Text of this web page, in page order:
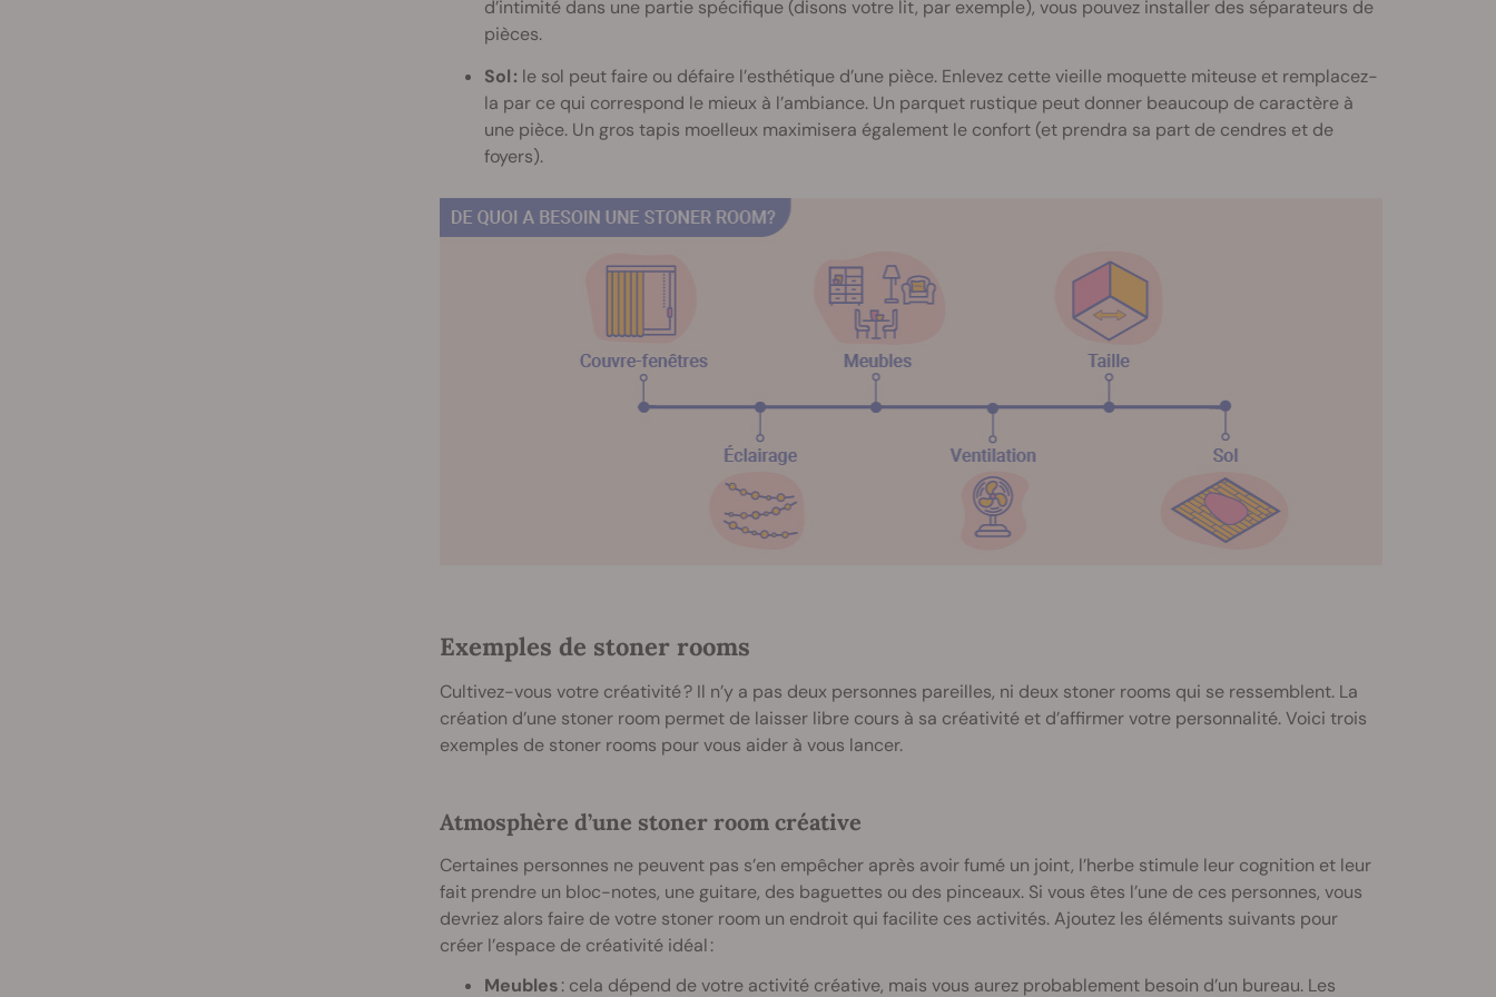
d’intimité dans une partie spécifique (disons votre lit, par exemple), vous pouvez installer des séparateurs de
pièces.
Sol : le sol peut faire ou défaire l’esthétique d’une pièce. Enlevez cette vieille moquette miteuse et remplacez-
la par ce qui correspond le mieux à l’ambiance. Un parquet rustique peut donner beaucoup de caractère à
une pièce. Un gros tapis moelleux maximisera également le confort (et prendra sa part de cendres et de
foyers).
Exemples de stoner rooms
Cultivez-vous votre créativité ? Il n’y a pas deux personnes pareilles, ni deux stoner rooms qui se ressemblent. La
création d’une stoner room permet de laisser libre cours à sa créativité et d’affirmer votre personnalité. Voici trois
exemples de stoner rooms pour vous aider à vous lancer.
Atmosphère d’une stoner room créative
Certaines personnes ne peuvent pas s’en empêcher après avoir fumé un joint, l’herbe stimule leur cognition et leur
fait prendre un bloc-notes, une guitare, des baguettes ou des pinceaux. Si vous êtes l’une de ces personnes, vous
devriez alors faire de votre stoner room un endroit qui facilite ces activités. Ajoutez les éléments suivants pour
créer l’espace de créativité idéal :
Meubles: cela dépend de votre activité créative, mais vous aurez probablement besoin d’un bureau. Les